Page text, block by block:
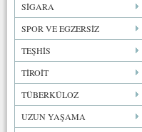
SİGARA
SPOR VE EGZERSİZ
TEŞHİS
TİROİT
TÜBERKÜLOZ
UZUN YAŞAMA